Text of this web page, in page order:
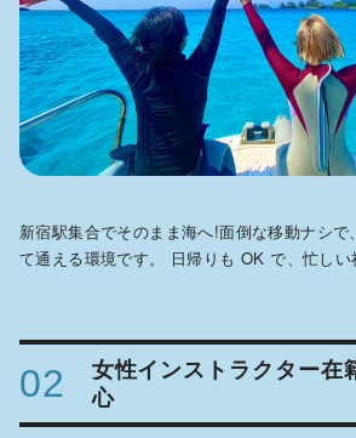
新宿駅集合でそのまま海へ!面倒な移動ナシ
て通える環境です。 日帰りも OK で、忙しい
02
女性インストラクター在
心